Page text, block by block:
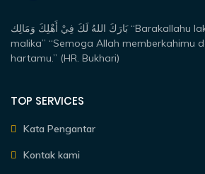
بَارَكَ اللهُ لَكَ فِيْ أَهْلِكَ وَمَالِك “Barakallahu laka fi ahlika wa
malika” “Semoga Allah memberkahimu
hartamu.” (HR. Bukhari)
TOP SERVICES
Kata Pengantar
Kontak kami